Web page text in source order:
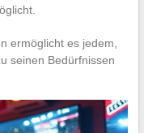
ermöglicht es jedem,
seinen Bedürfnissen